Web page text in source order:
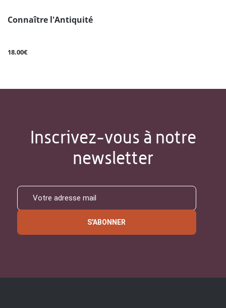
Connaître l'Antiquité
18.00€
Inscrivez-vous à notre
newsletter
S'ABONNER